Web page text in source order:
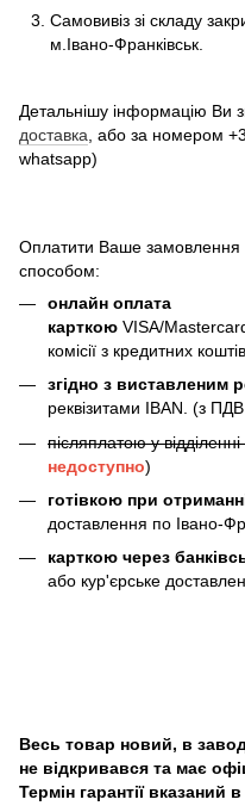
Самовивіз зі складу
м.Івано-Франківськ.
Детальнішу інформацію Ви
доставка , або за номером
whatsapp)
Оплатити Ваше
способом:
онлайн оплата
карткою VISA/
комісії з кредитних
згідно з виставленим
реквізитами IBAN. (з
післяплатою у
недоступно)
готівкою при
доставлення по Івано-
карткою через
або кур'єрське
Весь товар новий, в
не відкривався та має
Термін гарантії вказаний